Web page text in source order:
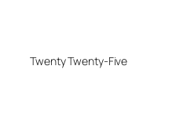
Twenty Twenty-Five